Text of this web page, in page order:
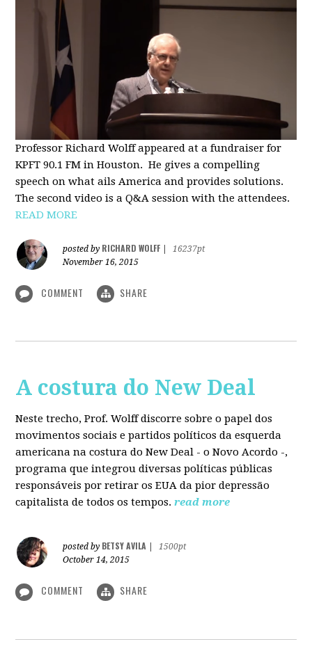
Professor Richard Wolff appeared at a fundraiser for
KPFT 90.1 FM in Houston. He gives a compelling
speech on what ails America and provides solutions.
The second video is a Q&A session with the attendees.
READ MORE
posted by RICHARD WOLFF
16237pt
November 16, 2015
COMMENT SHARE
A costura do New Deal
Neste trecho, Prof. Wolff discorre sobre o papel dos
movimentos sociais e partidos políticos da esquerda
americana na costura do New Deal - o Novo Acordo -,
programa que integrou diversas políticas públicas
responsáveis por retirar os EUA da pior depressão
capitalista de todos os tempos. read more
posted by BETSY AVILA
1500pt
October 14, 2015
COMMENT SHARE